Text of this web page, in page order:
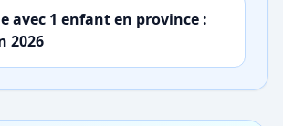
avec 1 enfant en province :
2026